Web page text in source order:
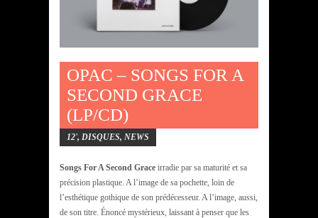
OPAC – SONGS FOR A
SECOND GRACE
(LP/CD)
12', DISQUES, NEWS
Songs For A Second Grace irradie par sa maturité et sa
précision plastique. A l’image de sa pochette, loin de
l’esthétique gothique de son prédécesseur. A l’image, aussi,
de son titre. Énoncé mystérieux, laissant à penser que les